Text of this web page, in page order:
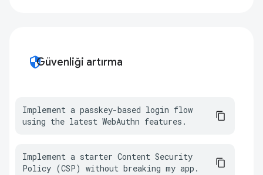
securityGüvenliği artırma
Implement a passkey-based login flow
using the latest WebAuthn features.
Implement a starter Content Security
Policy (CSP) without breaking my app.